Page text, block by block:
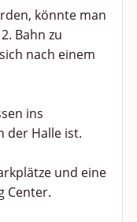
könnte man
Bahn zu
nach einem
ins
der Halle ist.
und eine
Center.